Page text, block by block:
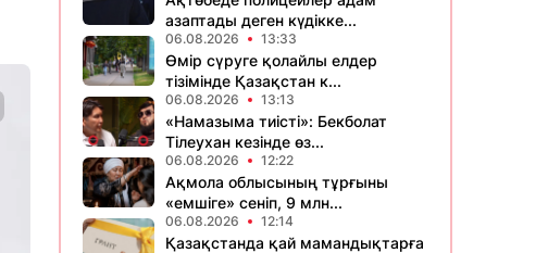
азаптады деген күдікке...
06.08.2026 13:33
Өмір сүруге қолайлы елдер
тізімінде Қазақстан к...
06.08.2026 13:13
«Намазыма тиісті»: Бекболат
Тілеухан кезінде өз...
06.08.2026 12:22
Ақмола облысының тұрғыны
«емшіге» сеніп, 9 млн...
06.08.2026 12:14
Қазақстанда қай мамандықтарға